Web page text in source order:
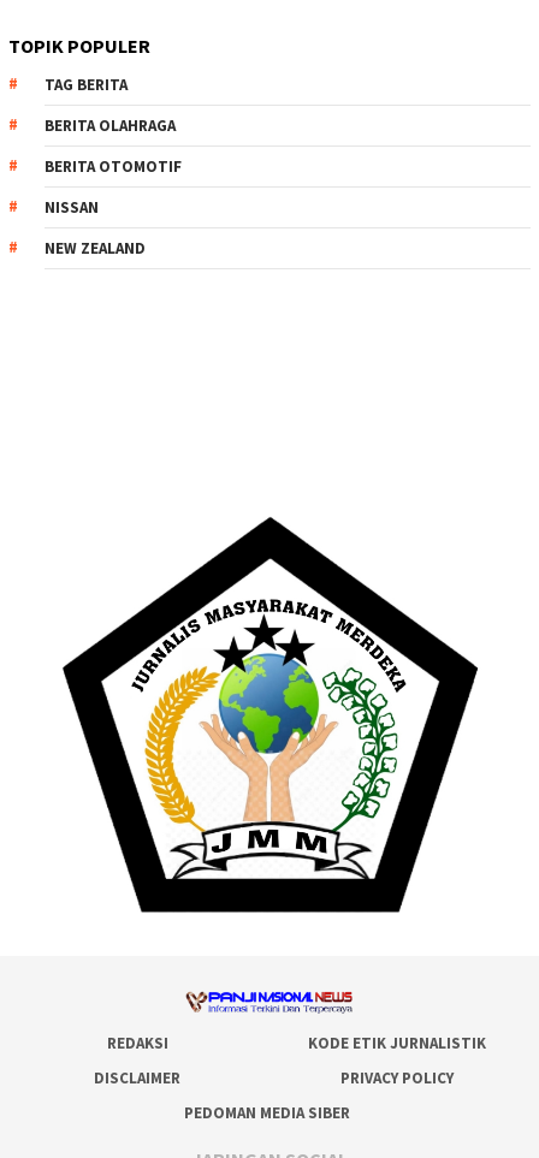
TOPIK POPULER
TAG BERITA
BERITA OLAHRAGA
BERITA OTOMOTIF
NISSAN
NEW ZEALAND
REDAKSI
KODE ETIK JURNALISTIK
DISCLAIMER
PRIVACY POLICY
PEDOMAN MEDIA SIBER